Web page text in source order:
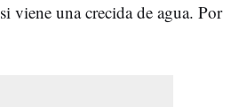
viene una crecida de agua. Por